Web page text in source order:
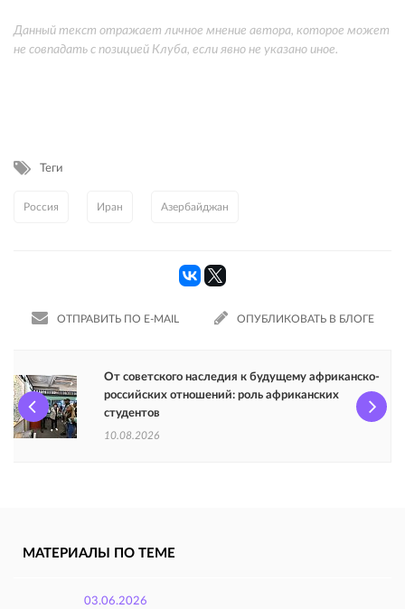
Данный текст отражает личное мнение автора, которое может
не совпадать с позицией Клуба, если явно не указано иное.
Теги
Россия Иран Азербайджан
ОТПРАВИТЬ ПО E-MAIL ОПУБЛИКОВАТЬ В БЛОГЕ
От советского наследия к будущему африканско-
российских отношений: роль африканских
студентов
10.08.2026
МАТЕРИАЛЫ ПО ТЕМЕ
03.06.2026